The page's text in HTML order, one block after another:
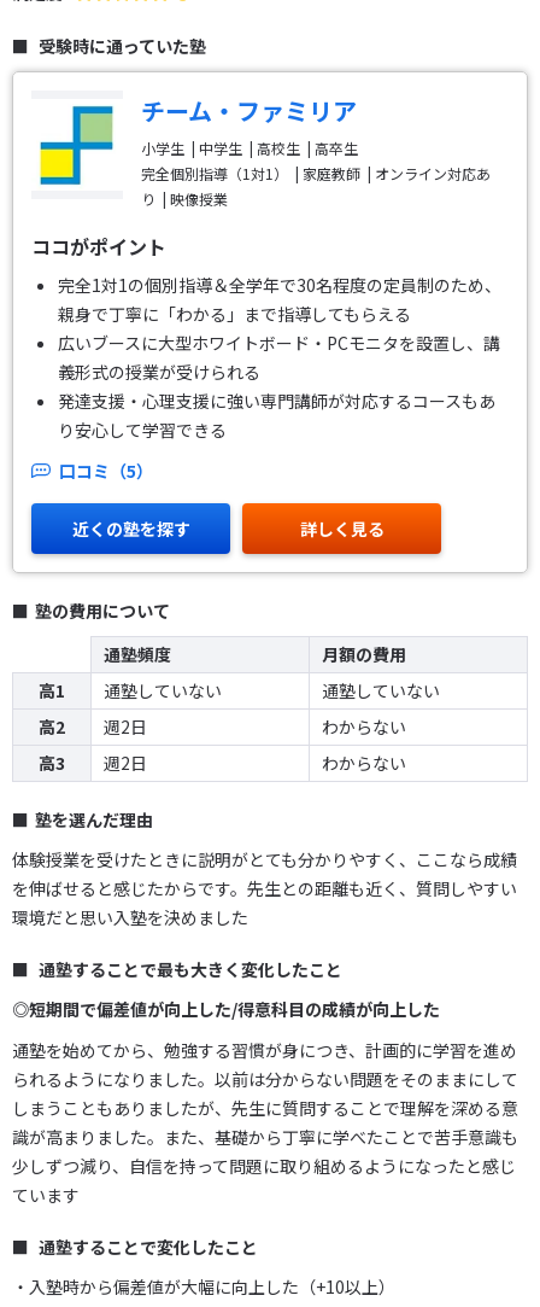
受験時に通っていた塾
チーム・ファミリア
小学生 中学生 高校生
高卒生
完全個別指導（1対1）
家庭教師
オンライン対応あ
り
映像授業
ココがポイント
完全1対1の個別指導＆全学年で30名程度の定員制のため、
親身で丁寧に「わかる」まで指導してもらえる
広いブースに大型ホワイトボード・PCモニタを設置し、講
義形式の授業が受けられる
発達支援・心理支援に強い専門講師が対応するコースもあ
り安心して学習できる
口コミ（5）
近くの塾を探す 詳しく見る
塾の費用について
通塾頻度
月額の費用
高1
通塾していない
通塾していない
高2
週2日
わからない
高3
週2日 わからない
塾を選んだ理由
体験授業を受けたときに説明がとても分かりやすく、ここなら成績
を伸ばせると感じたからです。先生との距離も近く、質問しやすい
環境だと思い入塾を決めました
通塾することで最も大きく変化したこと
◎短期間で偏差値が向上した/得意科目の成績が向上した
通塾を始めてから、勉強する習慣が身につき、計画的に学習を進め
られるようになりました。以前は分からない問題をそのままにして
しまうこともありましたが、先生に質問することで理解を深める意
識が高まりました。また、基礎から丁寧に学べたことで苦手意識も
少しずつ減り、自信を持って問題に取り組めるようになったと感じ
ています
通塾することで変化したこと
・入塾時から偏差値が大幅に向上した（+10以上）